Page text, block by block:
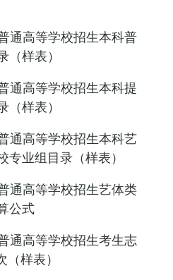
通高等学校招生本科普
样表）
通高等学校招生本科提
样表）
通高等学校招生本科艺
业组目录（样表）
通高等学校招生艺体类
公式
通高等学校招生考生志
样表）